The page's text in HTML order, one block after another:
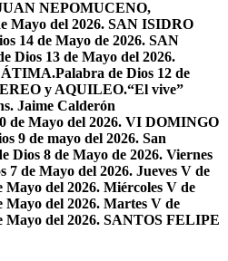
NEPOMUCENO,
Mayo del 2026. SAN ISIDRO
14 de Mayo de 2026. SAN
Dios 13 de Mayo del 2026.
Palabra de Dios 12 de
y AQUILEO.“El vive”
Jaime Calderón
de Mayo del 2026. VI DOMINGO
9 de mayo del 2026. San
Dios 8 de Mayo de 2026. Viernes
7 de Mayo del 2026. Jueves V de
Mayo del 2026. Miércoles V de
Mayo del 2026. Martes V de
Mayo del 2026. SANTOS FELIPE